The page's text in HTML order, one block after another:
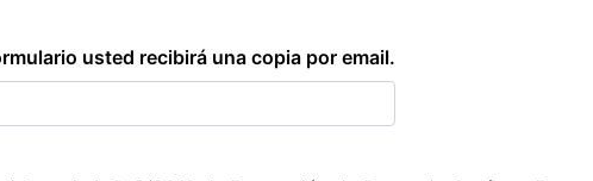
usted recibirá una copia por email.